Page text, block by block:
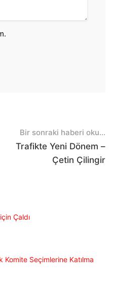
Bir sonraki haberi oku...
Trafikte Yeni Dönem –
Çetin Çilingir
Çaldı
Komite Seçimlerine Katılma